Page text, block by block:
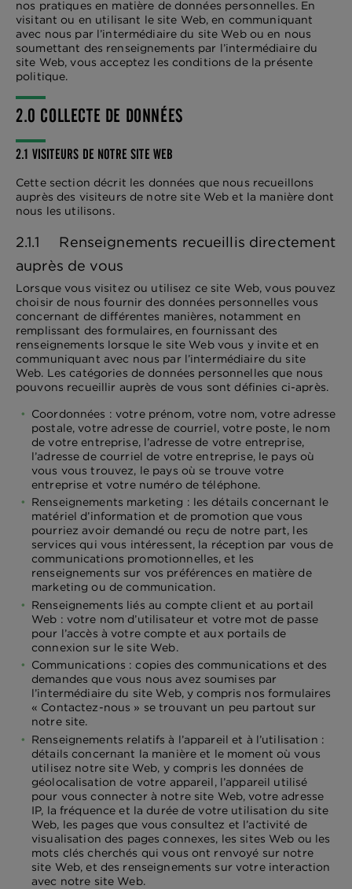
nos pratiques en matière de données personnelles. En
visitant ou en utilisant le site Web, en communiquant
avec nous par l’intermédiaire du site Web ou en nous
soumettant des renseignements par l’intermédiaire du
site Web, vous acceptez les conditions de la présente
politique.
2.0 COLLECTE DE DONNÉES
2.1 VISITEURS DE NOTRE SITE WEB
Cette section décrit les données que nous recueillons
auprès des visiteurs de notre site Web et la manière dont
nous les utilisons.
2.1.1 Renseignements recueillis directement
auprès de vous
Lorsque vous visitez ou utilisez ce site Web, vous pouvez
choisir de nous fournir des données personnelles vous
concernant de différentes manières, notamment en
remplissant des formulaires, en fournissant des
renseignements lorsque le site Web vous y invite et en
communiquant avec nous par l’intermédiaire du site
Web. Les catégories de données personnelles que nous
pouvons recueillir auprès de vous sont définies ci-après.
Coordonnées : votre prénom, votre nom, votre adresse
postale, votre adresse de courriel, votre poste, le nom
de votre entreprise, l’adresse de votre entreprise,
l’adresse de courriel de votre entreprise, le pays où
vous vous trouvez, le pays où se trouve votre
entreprise et votre numéro de téléphone.
Renseignements marketing : les détails concernant le
matériel d’information et de promotion que vous
pourriez avoir demandé ou reçu de notre part, les
services qui vous intéressent, la réception par vous de
communications promotionnelles, et les
renseignements sur vos préférences en matière de
marketing ou de communication.
Renseignements liés au compte client et au portail
Web : votre nom d’utilisateur et votre mot de passe
pour l’accès à votre compte et aux portails de
connexion sur le site Web.
Communications : copies des communications et des
demandes que vous nous avez soumises par
l’intermédiaire du site Web, y compris nos formulaires
« Contactez-nous » se trouvant un peu partout sur
notre site.
Renseignements relatifs à l’appareil et à l’utilisation :
détails concernant la manière et le moment où vous
utilisez notre site Web, y compris les données de
géolocalisation de votre appareil, l’appareil utilisé
pour vous connecter à notre site Web, votre adresse
IP, la fréquence et la durée de votre utilisation du site
Web, les pages que vous consultez et l’activité de
visualisation des pages connexes, les sites Web ou les
mots clés cherchés qui vous ont renvoyé sur notre
site Web, et des renseignements sur votre interaction
avec notre site Web.